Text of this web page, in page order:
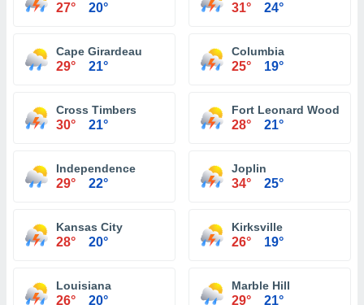
27° 20° 31° 24°
Cape Girardeau
29° 21°
Columbia
25° 19°
Cross Timbers
30° 21°
Fort Leonard Wood
28° 21°
Independence
29° 22°
Joplin
34° 25°
Kansas City
28° 20°
Kirksville
26° 19°
Louisiana
26° 20°
Marble Hill
29° 21°